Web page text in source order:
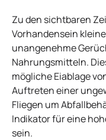
Zu den sichtbaren
Vorhandensein
unangenehme
Nahrungsmitteln.
mögliche Eiablage
Auftreten einer
Fliegen um
Indikator für eine
sein.